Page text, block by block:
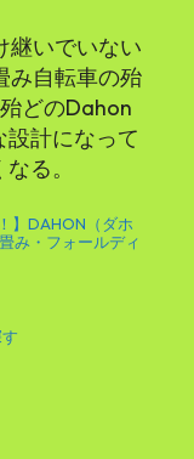
継いでいない
み自転車の殆
殆どのDahon
計になって
る。
】DAHON（ダホ
み・フォールディ